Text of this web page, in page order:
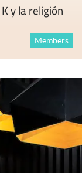
y la religión
Members